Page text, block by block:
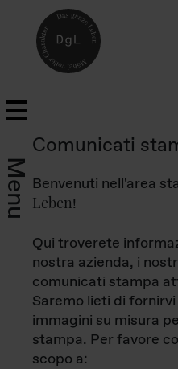
Menu
Comunicati
Benvenuti nell'area
Leben!
Qui troverete
nostra azienda, i
comunicati stampa
Saremo lieti di
immagini su misura
stampa. Per favore
scopo a: